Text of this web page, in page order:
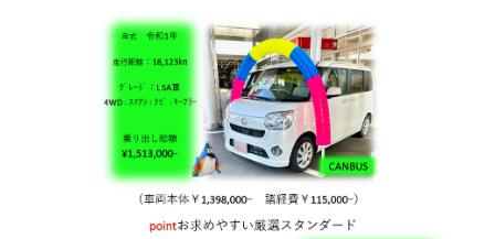
ご購入者サポート
アフターサポート
会社情報